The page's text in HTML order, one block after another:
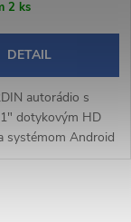
2 ks
DETAIL
autorádio s
dotykovým HD
systémom Android